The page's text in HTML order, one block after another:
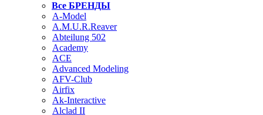
Все БРЕНДЫ
A-Model
A.M.U.R.Reaver
Abteilung 502
Academy
ACE
Advanced Modeling
AFV-Club
Airfix
Ak-Interactive
Alclad II